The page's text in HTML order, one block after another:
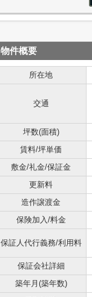
物件概要
所在地
交通
坪数(面積)
賃料/坪単価
敷金/礼金/保証金
更新料
造作譲渡金
保険加入/料金
保証人代行義務/利用料
保証会社詳細
築年月(築年数)